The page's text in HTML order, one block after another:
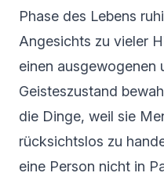
Phase des Lebens
Angesichts zu vieler
einen ausgewogenen
Geisteszustand
die Dinge, weil sie
rücksichtslos zu
eine Person nicht in